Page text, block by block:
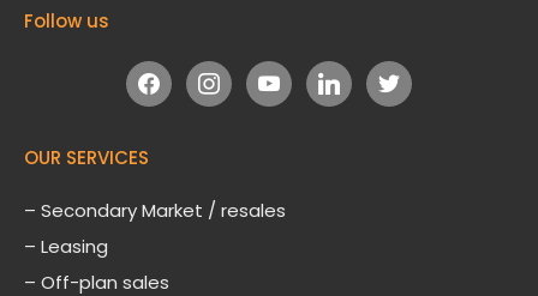
Follow us
facebookinstagramyoutubelinkedintwitter
OUR SERVICES
– Secondary Market / resales
– Leasing
– Off-plan sales